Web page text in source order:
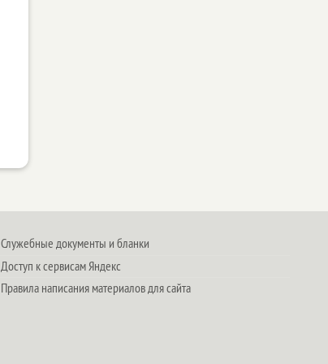
Служебные документы и бланки
Доступ к сервисам Яндекс
Правила написания материалов для сайта